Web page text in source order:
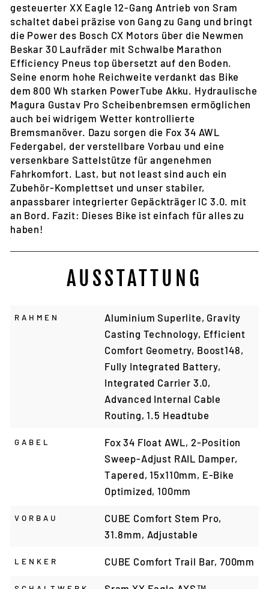
gesteuerter XX Eagle 12-Gang Antrieb von Sram
schaltet dabei präzise von Gang zu Gang und bringt
die Power des Bosch CX Motors über die Newmen
Beskar 30 Laufräder mit Schwalbe Marathon
Efficiency Pneus top übersetzt auf den Boden.
Seine enorm hohe Reichweite verdankt das Bike
dem 800 Wh starken PowerTube Akku. Hydraulische
Magura Gustav Pro Scheibenbremsen ermöglichen
auch bei widrigem Wetter kontrollierte
Bremsmanöver. Dazu sorgen die Fox 34 AWL
Federgabel, der verstellbare Vorbau und eine
versenkbare Sattelstütze für angenehmen
Fahrkomfort. Last, but not least sind auch ein
Zubehör-Komplettset und unser stabiler,
anpassbarer integrierter Gepäckträger IC 3.0. mit
an Bord. Fazit: Dieses Bike ist einfach für alles zu
haben!
AUSSTATTUNG
RAHMEN
Aluminium Superlite, Gravity
Casting Technology, Efficient
Comfort Geometry, Boost148,
Fully Integrated Battery,
Integrated Carrier 3.0,
Advanced Internal Cable
Routing, 1.5 Headtube
GABEL
Fox 34 Float AWL, 2-Position
Sweep-Adjust RAIL Damper,
Tapered, 15x110mm, E-Bike
Optimized, 100mm
VORBAU
CUBE Comfort Stem Pro,
31.8mm, Adjustable
LENKER CUBE Comfort Trail Bar, 700mm